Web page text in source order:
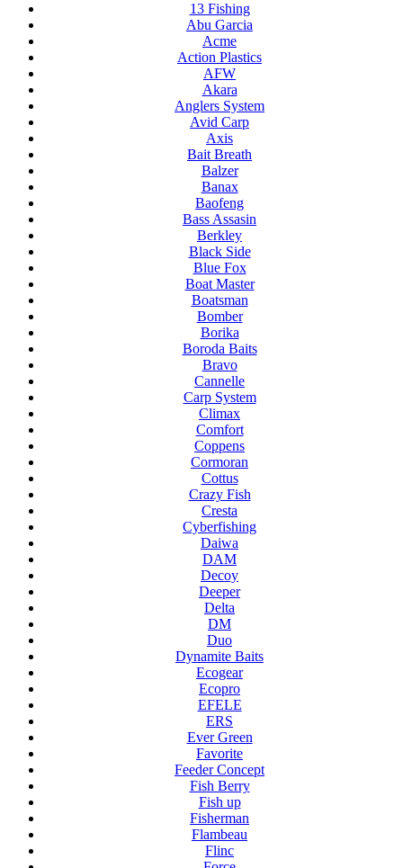
13 Fishing
Abu Garcia
Acme
Action Plastics
AFW
Akara
Anglers System
Avid Carp
Axis
Bait Breath
Balzer
Banax
Baofeng
Bass Assasin
Berkley
Black Side
Blue Fox
Boat Master
Boatsman
Bomber
Borika
Boroda Baits
Bravo
Cannelle
Carp System
Climax
Comfort
Coppens
Cormoran
Cottus
Crazy Fish
Cresta
Cyberfishing
Daiwa
DAM
Decoy
Deeper
Delta
DM
Duo
Dynamite Baits
Ecogear
Ecopro
EFELE
ERS
Ever Green
Favorite
Feeder Concept
Fish Berry
Fish up
Fisherman
Flambeau
Flinc